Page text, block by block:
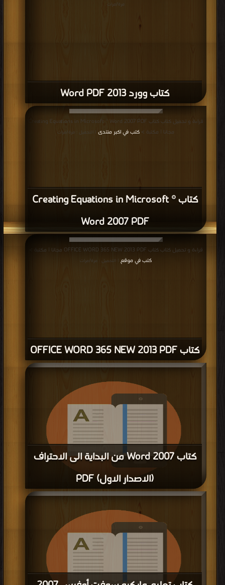
كتاب وورد 2013 Word PDF
مرة/مرات
كتاب Creating Equations in Microsoft ®
Word 2007 PDF
قراءة و تحميل كتاب كتاب Creating Equations in Microsoft ® Word 2007 PDF
مجانا | مكتبة > كتب في اكبر منتدى | التحميل : مرة/مرات
كتاب OFFICE WORD 365 NEW 2013 PDF
قراءة و تحميل كتاب كتاب OFFICE WORD 365 NEW 2013 PDF مجانا | مكتبة >
كتب في موقع
| التحميل : مرة/مرات
كتاب Word 2007 من البداية الى الاحتراف
(الاصدار الاول) PDF
قراءة و تحميل كتاب كتاب Word 2007 من البداية الى الاحتراف (الاصدار الاول) PDF
كتب في Download Free